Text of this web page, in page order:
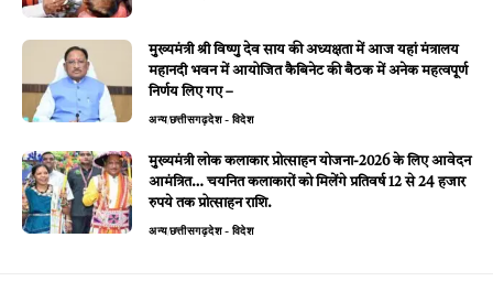
मुख्यमंत्री श्री विष्णु देव साय की अध्यक्षता में आज यहां मंत्रालय
महानदी भवन में आयोजित कैबिनेट की बैठक में अनेक महत्वपूर्ण
निर्णय लिए गए –
अन्यछत्तीसगढ़देश - विदेश
मुख्यमंत्री लोक कलाकार प्रोत्साहन योजना-2026 के लिए आवेदन
आमंत्रित… चयनित कलाकारों को मिलेंगे प्रतिवर्ष 12 से 24 हजार
रुपये तक प्रोत्साहन राशि.
अन्यछत्तीसगढ़देश - विदेश